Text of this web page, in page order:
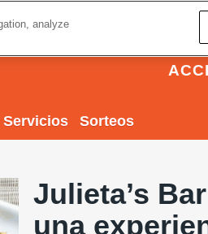
Servicios Sorteos
Julieta’s
una
analyze